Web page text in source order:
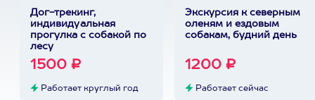
Дог-трекинг,
индивидуальная
прогулка с собакой по
лесу
1500 ₽
Работает круглый год
Экскурсия к северным
оленям и ездовым
собакам, будний день
1200 ₽
Работает сейчас